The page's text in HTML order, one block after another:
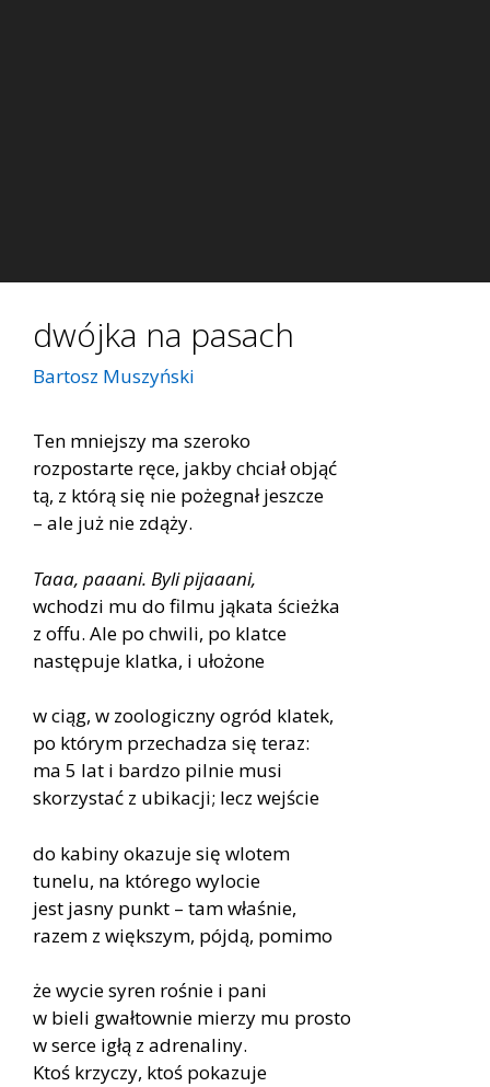
dwójka na pasach
Bartosz Muszyński
Ten mniejszy ma szeroko
rozpostarte ręce, jakby chciał objąć
tą, z którą się nie pożegnał jeszcze
– ale już nie zdąży.
Taaa, paaani. Byli pijaaani,
wchodzi mu do filmu jąkata ścieżka
z offu. Ale po chwili, po klatce
następuje klatka, i ułożone
w ciąg, w zoologiczny ogród klatek,
po którym przechadza się teraz:
ma 5 lat i bardzo pilnie musi
skorzystać z ubikacji; lecz wejście
do kabiny okazuje się wlotem
tunelu, na którego wylocie
jest jasny punkt – tam właśnie,
razem z większym, pójdą, pomimo
że wycie syren rośnie i pani
w bieli gwałtownie mierzy mu prosto
w serce igłą z adrenaliny.
Ktoś krzyczy, ktoś pokazuje